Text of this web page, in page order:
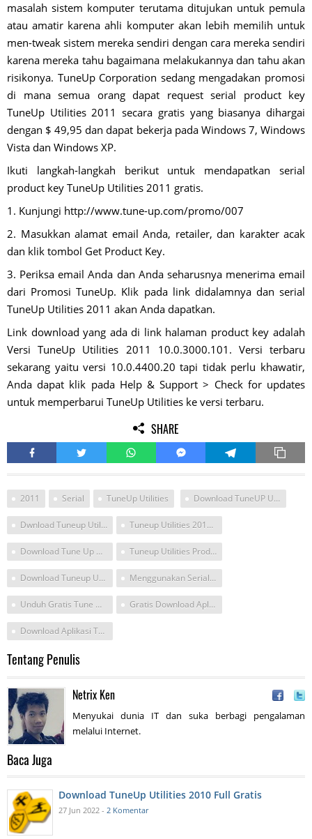
masalah sistem komputer terutama ditujukan untuk pemula
atau amatir karena ahli komputer akan lebih memilih untuk
men-tweak sistem mereka sendiri dengan cara mereka sendiri
karena mereka tahu bagaimana melakukannya dan tahu akan
risikonya. TuneUp Corporation sedang mengadakan promosi
di mana semua orang dapat request serial product key
TuneUp Utilities 2011 secara gratis yang biasanya dihargai
dengan $ 49,95 dan dapat bekerja pada Windows 7, Windows
Vista dan Windows XP.
Ikuti langkah-langkah berikut untuk mendapatkan serial
product key TuneUp Utilities 2011 gratis.
1. Kunjungi http://www.tune-up.com/promo/007
2. Masukkan alamat email Anda, retailer, dan karakter acak
dan klik tombol Get Product Key.
3. Periksa email Anda dan Anda seharusnya menerima email
dari Promosi TuneUp. Klik pada link didalamnya dan serial
TuneUp Utilities 2011 akan Anda dapatkan.
Link download yang ada di link halaman product key adalah
Versi TuneUp Utilities 2011 10.0.3000.101. Versi terbaru
sekarang yaitu versi 10.0.4400.20 tapi tidak perlu khawatir,
Anda dapat klik pada Help & Support > Check for updates
untuk memperbarui TuneUp Utilities ke versi terbaru.
SHARE
2011 Serial TuneUp Utilities Download TuneUP Utilitis
Dwnload Tuneup Utilities Gratis Tuneup Utilities 2011 Gratis
Download Tune Up Utility 2011 Tuneup Utilities Product
Download Tuneup Utilities Untuk Windows Menggunakan Serial Nudi Tuneup Utilities
Unduh Gratis Tune Untilities Untuk Gratis Download Aplikasi Utility
Download Aplikasi Tune Utility Untuk Laptop
Tentang Penulis
Netrix Ken
Menyukai dunia IT dan suka berbagi pengalaman
melalui Internet.
Baca Juga
Download TuneUp Utilities 2010 Full Gratis
27 Jun 2022 - 2 Komentar